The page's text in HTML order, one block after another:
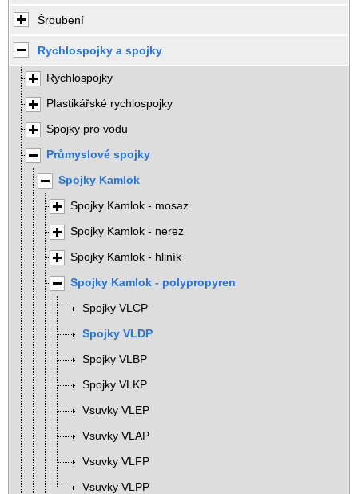
Šroubení
Rychlospojky a spojky
Rychlospojky
Plastikářské rychlospojky
Spojky pro vodu
Průmyslové spojky
Spojky Kamlok
Spojky Kamlok - mosaz
Spojky Kamlok - nerez
Spojky Kamlok - hliník
Spojky Kamlok - polypropyren
Spojky VLCP
Spojky VLDP
Spojky VLBP
Spojky VLKP
Vsuvky VLEP
Vsuvky VLAP
Vsuvky VLFP
Vsuvky VLPP